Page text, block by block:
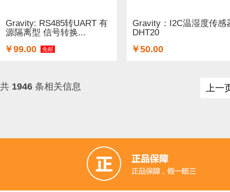
Gravity: RS485转UART 有
源隔离型 信号转换...
￥99.00 免邮
Gravity：I2C温湿度传感
DHT20
￥50.00
共 1946 条相关信息 上一